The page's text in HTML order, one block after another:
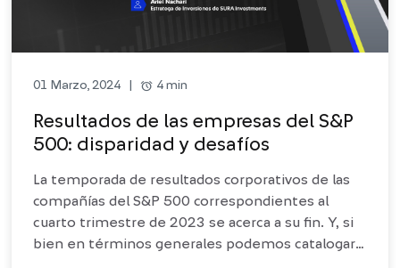
01 Marzo, 2024 alarm 4 min
Resultados de las empresas del S&P
500: disparidad y desafíos
La temporada de resultados corporativos de las
compañías del S&P 500 correspondientes al
cuarto trimestre de 2023 se acerca a su fin. Y, si
bien en términos generales podemos catalogarla